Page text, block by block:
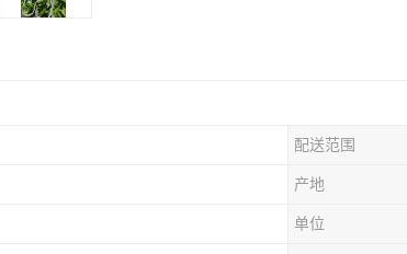
配送范围
产地
单位